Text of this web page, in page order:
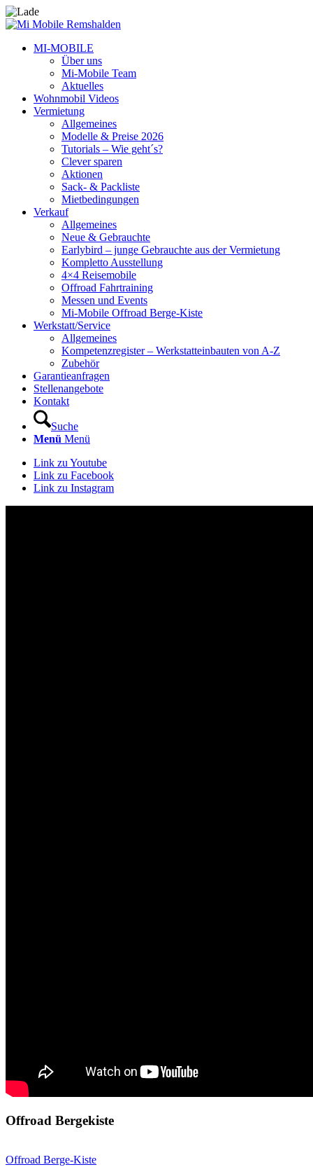
MI-MOBILE
Über uns
Mi-Mobile Team
Aktuelles
Wohnmobil Videos
Vermietung
Allgemeines
Modelle & Preise 2026
Tutorials – Wie geht´s?
Clever sparen
Aktionen
Sack- & Packliste
Mietbedingungen
Verkauf
Allgemeines
Neue & Gebrauchte
Earlybird – junge Gebrauchte aus der Vermietung
Kompletto Ausstellung
4×4 Reisemobile
Offroad Fahrtraining
Messen und Events
Mi-Mobile Offroad Berge-Kiste
Werkstatt/Service
Allgemeines
Kompetenzregister – Werkstatteinbauten von A-Z
Zubehör
Garantieanfragen
Stellenangebote
Kontakt
Suche
Menü Menü
Link zu Youtube
Link zu Facebook
Link zu Instagram
Offroad Bergekiste
Offroad Berge-Kiste